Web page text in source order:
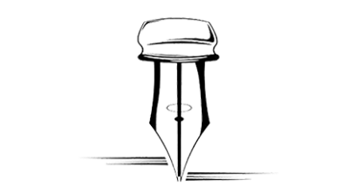
publicado en este medio.